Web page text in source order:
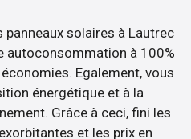
solaires à Lautrec
autoconsommation à 100%
Egalement, vous
énergétique et à la
Grâce à ceci, fini les
et les prix en